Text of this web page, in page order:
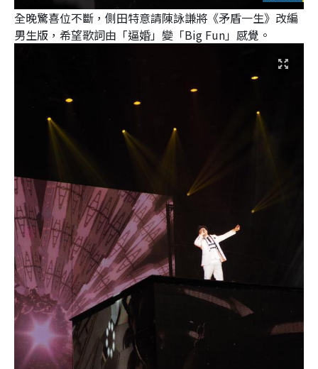
全晚驚喜位不斷，側田特意請陳詠謙將《矛盾一生》改編
男生版，希望歌詞由「逼婚」變「Big Fun」感覺。